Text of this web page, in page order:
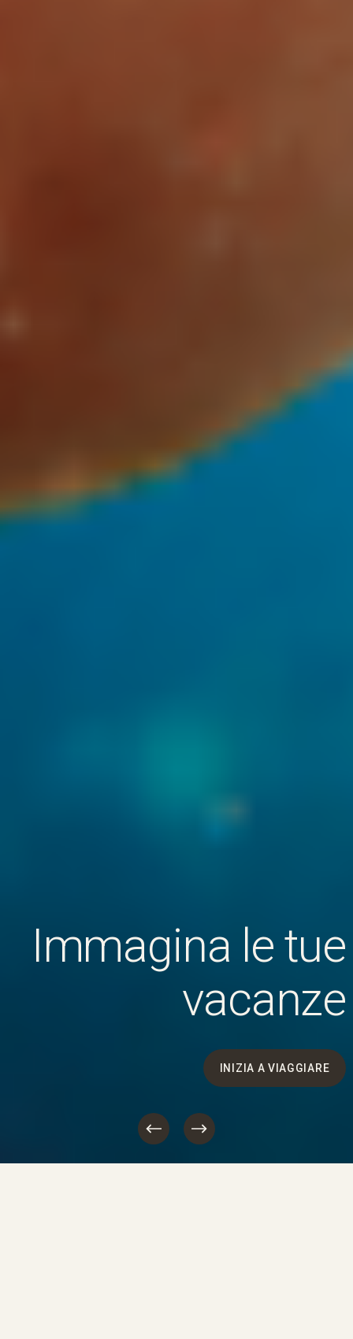
Immagina le tue
vacanze
INIZIA A VIAGGIARE